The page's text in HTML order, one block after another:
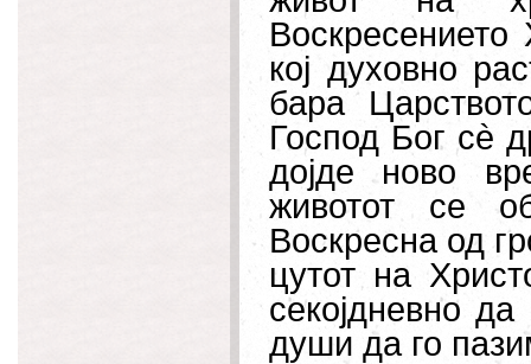
Воскресението
кој духовно
бара
Господ Бог сè
дојде ново
животот се
Воскресна од
цутот на
секојдневно
души да го